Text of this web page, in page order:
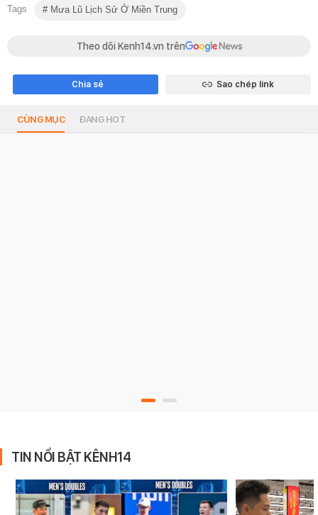
Tags Mưa Lũ Lịch Sử Ở Miền Trung
Theo dõi Kenh14.vn trên
Chia sẻ Sao chép link
CÙNG MỤC ĐANG HOT
TIN NỔI BẬT KÊNH14